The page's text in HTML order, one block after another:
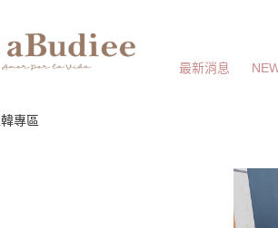
最新消息
專區